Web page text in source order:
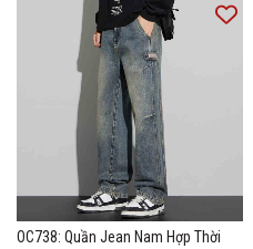
OC738: Quần Jean Nam Hợp Thời